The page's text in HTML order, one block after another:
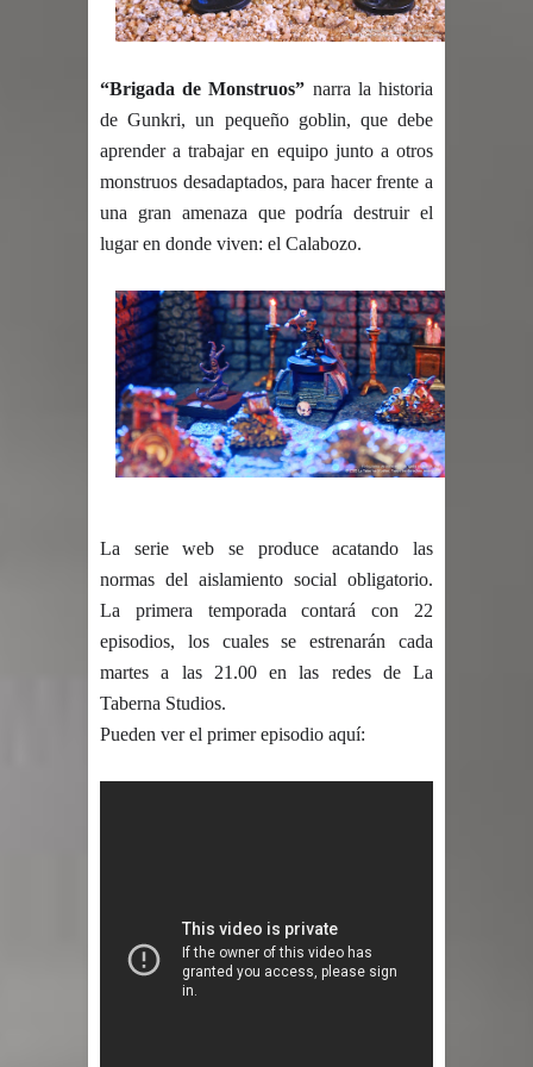
“Brigada de Monstruos” narra la historia
de Gunkri, un pequeño goblin, que debe
aprender a trabajar en equipo junto a otros
monstruos desadaptados, para hacer frente a
una gran amenaza que podría destruir el
lugar en donde viven: el Calabozo.
La serie web se produce acatando las
normas del aislamiento social obligatorio.
La primera temporada contará con 22
episodios, los cuales se estrenarán cada
martes a las 21.00 en las redes de La
Taberna Studios.
Pueden ver el primer episodio aquí: